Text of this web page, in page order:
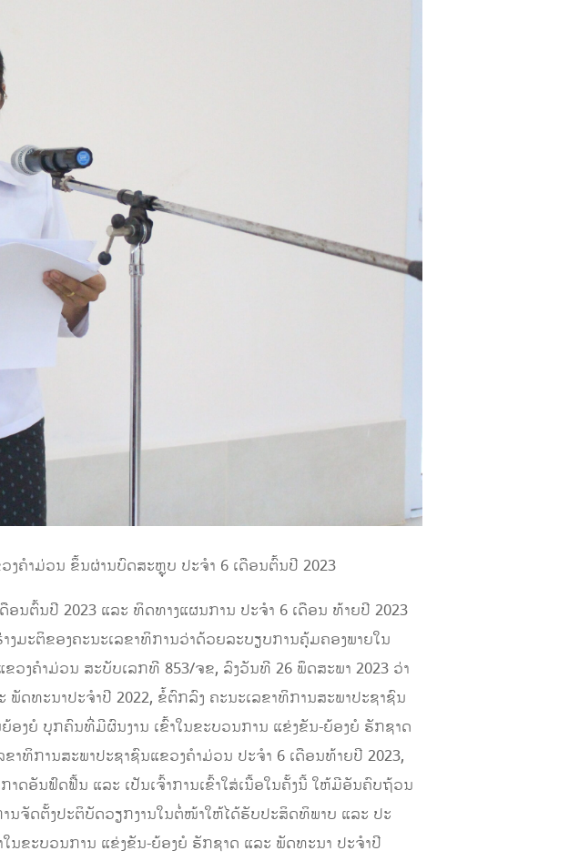
ງຄໍາມ່ວນ ຂຶ້ນຜ່ານບົດສະຫຼຸບ ປະຈໍາ 6 ເດືອນຕົ້ນປີ 2023
ອນຕົ້ນປີ 2023 ແລະ ທິດທາງແຜນການ ປະຈໍາ 6 ເດືອນ ທ້າຍປີ 2023
ມະຕິຂອງຄະນະເລຂາທິການວ່າດ້ວຍລະບຽບການຄຸ້ມຄອງພາຍໃນ
ວງຄໍາມ່ວນ ສະບັບເລກທີ 853/ຈຂ, ລົງວັນທີ 26 ພຶດສະພາ 2023 ວ່າ
ດທະນາປະຈໍາປີ 2022, ຂໍ້ຕົກລົງ ຄະນະເລຂາທິການສະພາປະຊາຊົນ
ງຍໍ ບຸກຄົນທີ່ມີຜົນງານ ເຂົ້າໃນຂະບວນການ ແຂ່ງຂັນ-ຍ້ອງຍໍ ຮັກຊາດ
ທິການສະພາປະຊາຊົນແຂວງຄໍາມ່ວນ ປະຈໍາ 6 ເດືອນທ້າຍປີ 2023,
ດອັນຟົດຟື້ນ ແລະ ເປັນເຈົ້າການເຂົ້າໃສ່ເນື້ອໃນຄັ້ງນີ້ ໃຫ້ມີອັນຄົບຖ້ວນ
ນຈັດຕັ້ງປະຕິບັດວຽກງານໃນຕໍ່ໜ້າໃຫ້ໄດ້ຮັບປະສິດທິພາບ ແລະ ປະ
ຂະບວນການ ແຂ່ງຂັນ-ຍ້ອງຍໍ ຮັກຊາດ ແລະ ພັດທະນາ ປະຈໍາປີ